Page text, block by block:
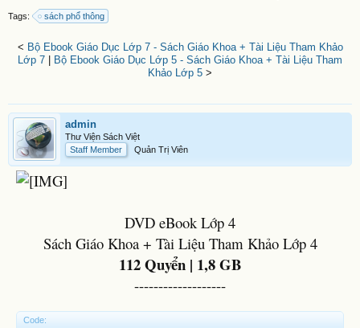
Tags: sách phổ thông
< Bộ Ebook Giáo Dục Lớp 7 - Sách Giáo Khoa + Tài Liệu Tham Khảo
Lớp 7
Bộ Ebook Giáo Dục Lớp 5 - Sách Giáo Khoa + Tài Liệu Tham
Khảo Lớp 5 >
admin
Thư Viện Sách Việt
Staff Member
Quản Trị Viên
DVD eBook Lớp 4
Sách Giáo Khoa + Tài Liệu Tham Khảo Lớp 4
112 Quyển | 1,8 GB
-------------------​
Code: